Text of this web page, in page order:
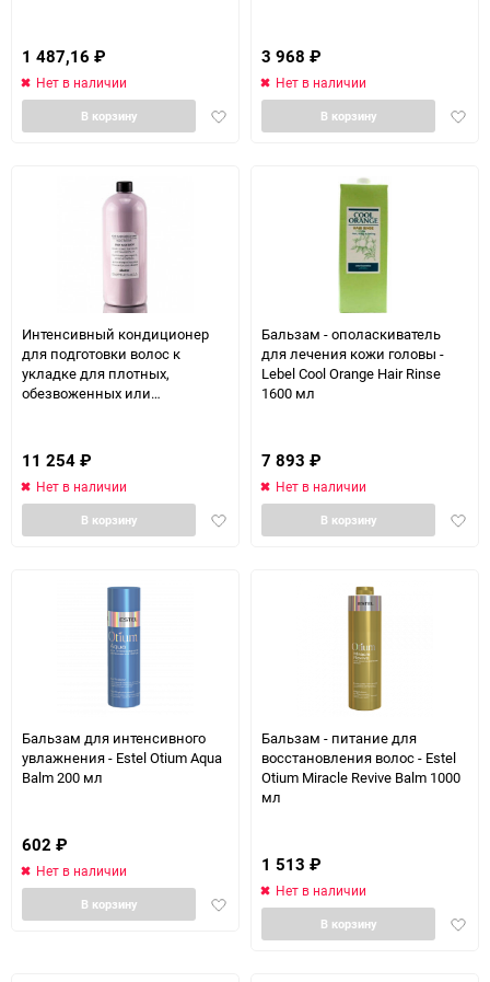
1 487,16 ₽
Нет в наличии
Добавить
В корзину
Your Hair Assistant Prep Rich
Balm 200 мл
3 968 ₽
Нет в наличии
В корзину
Интенсивный кондиционер
для подготовки волос к
укладке для плотных,
обезвоженных или
Your Hair Assistant Prep Rich
Balm 900 мл
11 254 ₽
Нет в наличии
Добавить
В корзину
Бальзам - ополаскиватель
для лечения кожи головы -
Lebel Cool Orange Hair Rinse
1600 мл
7 893 ₽
Нет в наличии
В корзину
Бальзам для интенсивного
увлажнения - Estel Otium Aqua
Balm 200 мл
602 ₽
Нет в наличии
Добавить
избранное
В корзину
Бальзам - питание для
восстановления волос - Estel
Otium Miracle Revive Balm 1000
мл
1 513 ₽
Нет в наличии
В корзину